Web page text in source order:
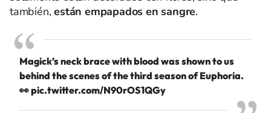
también,están empapados en sangre.
Magick’s neck brace with blood was shown to us
behind the scenes of the third season of Euphoria.
👀pic.twitter.com/N90rOS1QGy